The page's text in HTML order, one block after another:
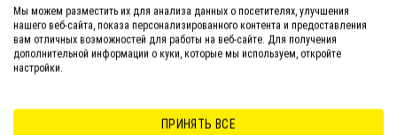
миноров ,суматранских барбусов,расбор,тетр.
Кормление гипанциструса зебра L046
В отличие от своих близких родственников, например,
преобладать не растительные, а животные ингредиенты.
Мы можем разместить их для анализа данных о посетителях, улучшения
нашего веб-сайта, показа персонализированного контента и предоставления
вам отличных возможностей для работы на веб-сайте. Для получения
дополнительной информации о куки, которые мы используем, откройте
настройки.
ПРИНЯТЬ ВСЕ